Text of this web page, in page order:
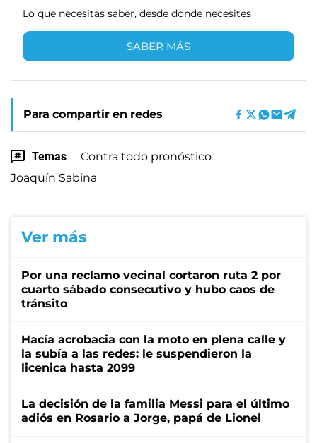
Lo que necesitas saber, desde donde necesites
SABER MÁS
Para compartir en redes
Temas
Contra todo pronóstico
Joaquín Sabina
Ver más
Por una reclamo vecinal cortaron ruta 2 por
cuarto sábado consecutivo y hubo caos de
tránsito
Hacía acrobacia con la moto en plena calle y
la subía a las redes: le suspendieron la
licenica hasta 2099
La decisión de la familia Messi para el último
adiós en Rosario a Jorge, papá de Lionel